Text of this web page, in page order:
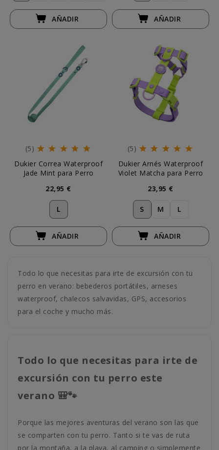
AÑADIR AÑADIR
(5)
Dukier Correa Waterproof
Jade Mint para Perro
22,95 €
L
AÑADIR
(5)
Dukier Arnés Waterproof
Violet Matcha para Perro
23,95 €
S M L
AÑADIR
Todo lo que necesitas para irte de excursión con tu
perro en verano: bebederos portátiles, arneses
waterproof, chalecos salvavidas, GPS, accesorios
para el coche y mucho más.
Todo lo que necesitas para irte de
excursión con tu perro este
verano 🎒🐾
Porque las mejores aventuras del verano son las que
se comparten con tu perro. Tanto si te vas de ruta
por la montaña, a la playa, al camping o simplemente